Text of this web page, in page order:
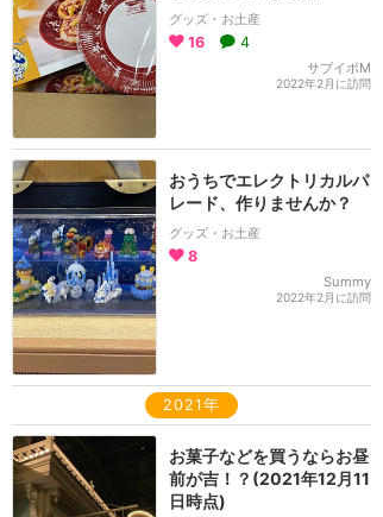
グッズ・お土産
16 4
サブイボM
2022年2月に訪問
おうちでエレクトリカルパ
レード、作りませんか？
グッズ・お土産
8
Summy
2022年2月に訪問
2021年
お菓子などを買うならお昼
前が吉！？(2021年12月11
日時点)